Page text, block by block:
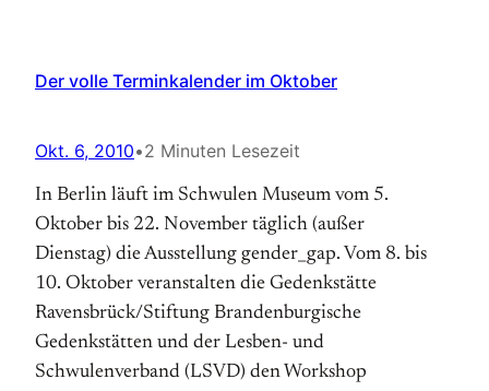
Der volle Terminkalender im Oktober
Okt. 6, 2010•2 Minuten Lesezeit
In Berlin läuft im Schwulen Museum vom 5.
Oktober bis 22. November täglich (außer
Dienstag) die Ausstellung gender_gap. Vom 8. bis
10. Oktober veranstalten die Gedenkstätte
Ravensbrück/Stiftung Brandenburgische
Gedenkstätten und der Lesben- und
Schwulenverband (LSVD) den Workshop